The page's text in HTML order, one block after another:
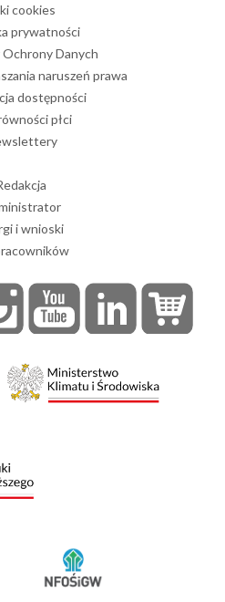
cookies
prywatności
Danych
naruszeń prawa
dostępności
płci
i wnioski